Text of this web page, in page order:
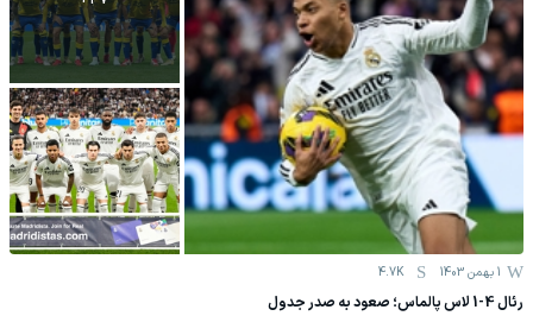
1 بهمن 1403 4.7K
رئال 4-1 لاس پالماس؛ صعود به صدر جدول